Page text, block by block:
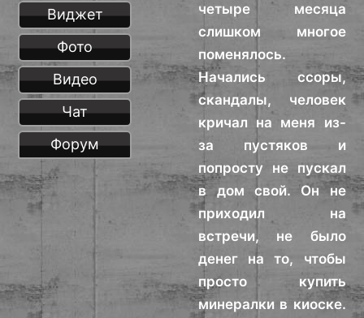
четыре месяца
слишком многое
поменялось.
Начались ссоры,
скандалы, человек
кричал на меня из-
за пустяков и
попросту не пускал
в дом свой. Он не
приходил на
встречи, не было
денег на то, чтобы
просто купить
минералки в киоске.
Виджет
Фото
Видео
Чат
Форум